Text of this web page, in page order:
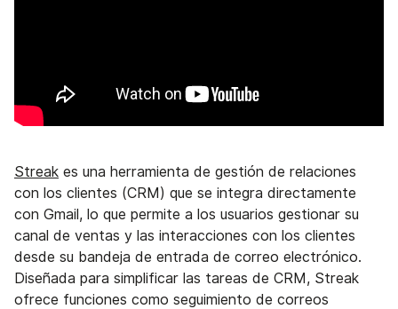
Streak es una herramienta de gestión de relaciones
con los clientes (CRM) que se integra directamente
con Gmail, lo que permite a los usuarios gestionar su
canal de ventas y las interacciones con los clientes
desde su bandeja de entrada de correo electrónico.
Diseñada para simplificar las tareas de CRM, Streak
ofrece funciones como seguimiento de correos